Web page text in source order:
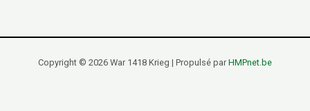
Copyright © 2026 War 1418 Krieg | Propulsé par HMPnet.be